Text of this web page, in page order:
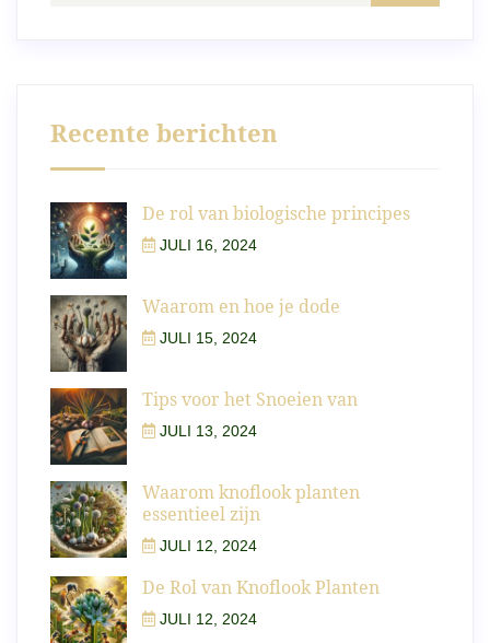
Recente berichten
De rol van biologische principes
JULI 16, 2024
Waarom en hoe je dode
JULI 15, 2024
Tips voor het Snoeien van
JULI 13, 2024
Waarom knoflook planten
essentieel zijn
JULI 12, 2024
De Rol van Knoflook Planten
JULI 12, 2024